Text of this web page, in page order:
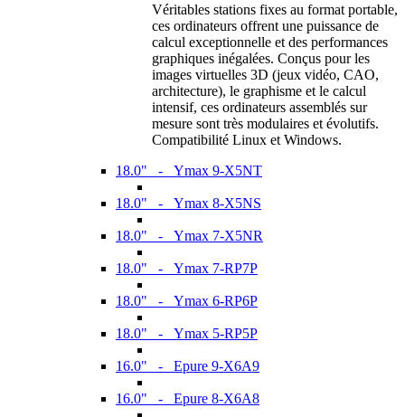
Véritables stations fixes au format portable,
ces ordinateurs offrent une puissance de
calcul exceptionnelle et des performances
graphiques inégalées. Conçus pour les
images virtuelles 3D (jeux vidéo, CAO,
architecture), le graphisme et le calcul
intensif, ces ordinateurs assemblés sur
mesure sont très modulaires et évolutifs.
Compatibilité Linux et Windows.
18.0" - Ymax 9-X5NT
18.0" - Ymax 8-X5NS
18.0" - Ymax 7-X5NR
18.0" - Ymax 7-RP7P
18.0" - Ymax 6-RP6P
18.0" - Ymax 5-RP5P
16.0" - Epure 9-X6A9
16.0" - Epure 8-X6A8